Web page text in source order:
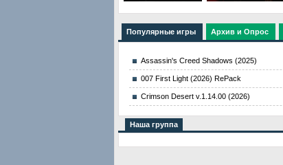
Популярные игры Архив и Опрос
Assassin's Creed Shadows (2025)
007 First Light (2026) RePack
Crimson Desert v.1.14.00 (2026)
Наша группа